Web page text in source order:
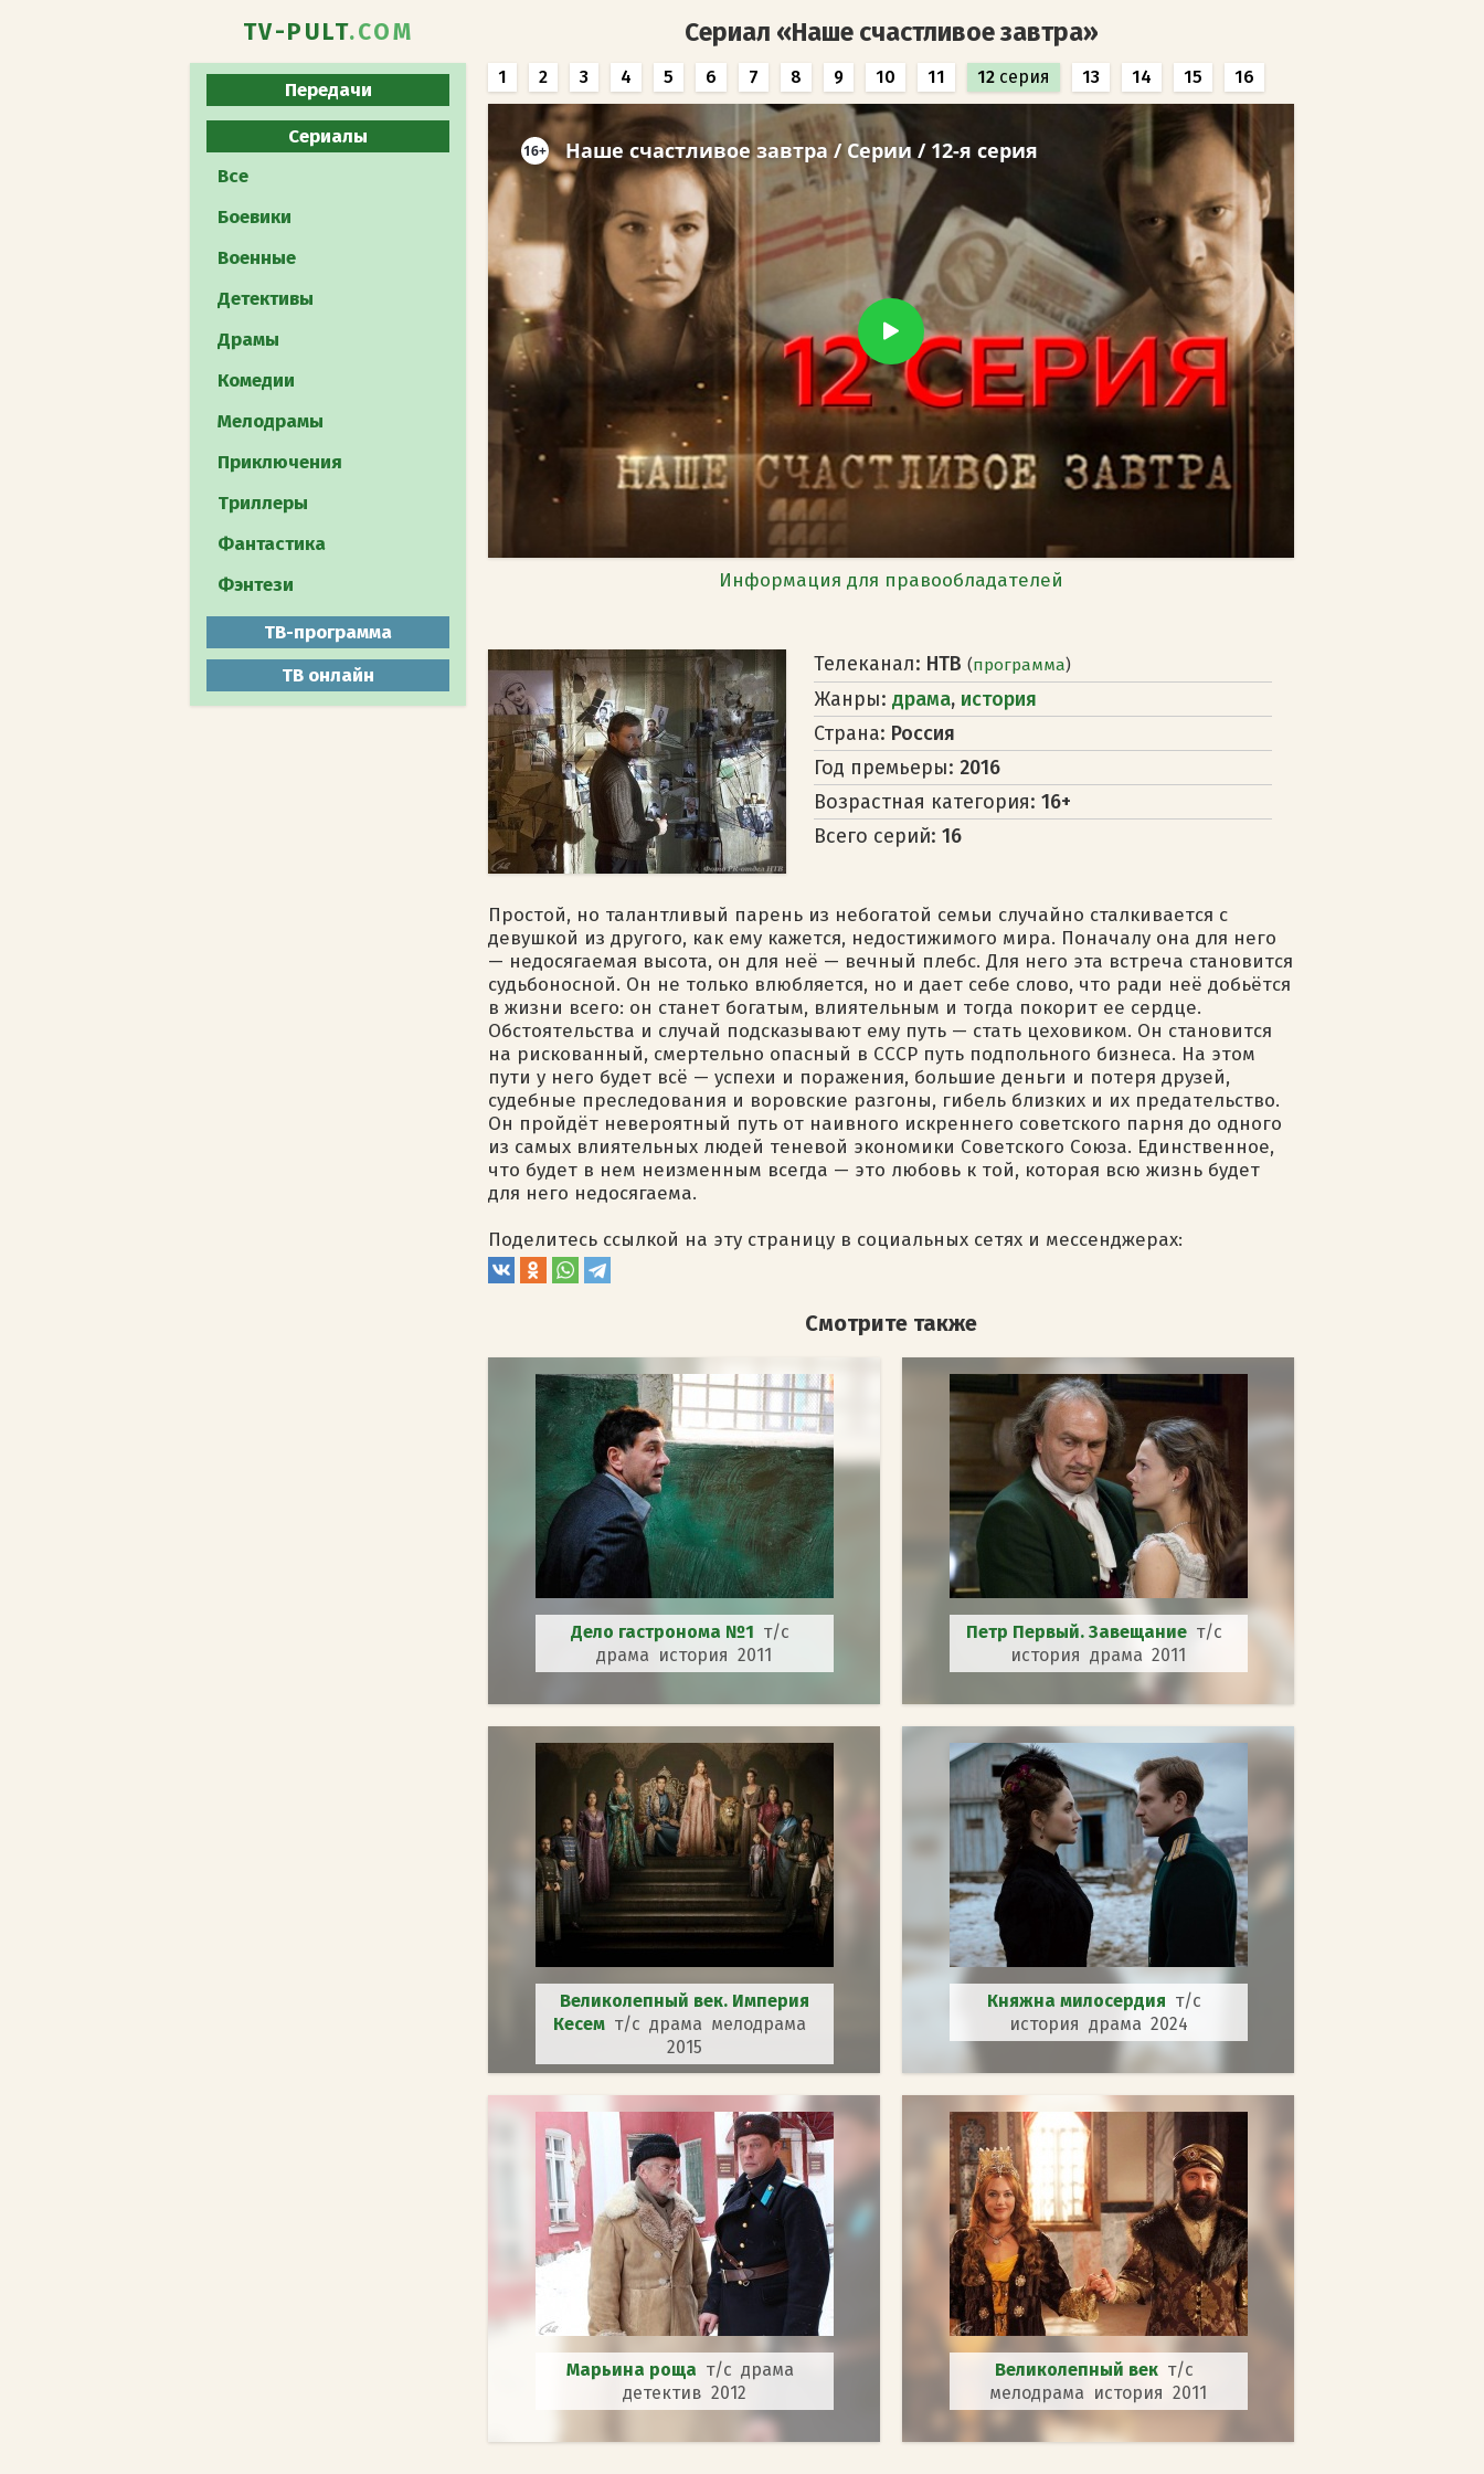
TV-PULT.COM
Передачи
Юмористическое
Развлекательное
Познавательное
Реалити-шоу
Музыкальное
Кулинарное
Телеигра
Шоу талантов
Путешествия
Документальное
Животный мир
Мистика
Сериалы
Все
Боевики
Военные
Детективы
Драмы
Комедии
Мелодрамы
Приключения
Триллеры
Фантастика
Фэнтези
ТВ-программа
ТВ онлайн
Сериал «Наше счастливое завтра»
1 2 3 4 5 6 7 8 9 10 11 12 серия 13 14 15 16
Информация для правообладателей
Телеканал: НТВ (программа)
Жанры: драма, история
Страна: Россия
Год премьеры: 2016
Возрастная категория: 16+
Всего серий: 16
Простой, но талантливый парень из небогатой семьи случайно сталкивается с
девушкой из другого, как ему кажется, недостижимого мира. Поначалу она для него
— недосягаемая высота, он для неё — вечный плебс. Для него эта встреча становится
судьбоносной. Он не только влюбляется, но и дает себе слово, что ради неё добьётся
в жизни всего: он станет богатым, влиятельным и тогда покорит ее сердце.
Обстоятельства и случай подсказывают ему путь — стать цеховиком. Он становится
на рискованный, смертельно опасный в СССР путь подпольного бизнеса. На этом
пути у него будет всё — успехи и поражения, большие деньги и потеря друзей,
судебные преследования и воровские разгоны, гибель близких и их предательство.
Он пройдёт невероятный путь от наивного искреннего советского парня до одного
из самых влиятельных людей теневой экономики Советского Союза. Единственное,
что будет в нем неизменным всегда — это любовь к той, которая всю жизнь будет
для него недосягаема.
Поделитесь ссылкой на эту страницу в социальных сетях и мессенджерах:
Смотрите также
Дело гастронома №1 т/с
драма история 2011
Петр Первый. Завещание т/с
история драма 2011
Великолепный век. Империя
Кесем т/с драма мелодрама
2015
Княжна милосердия т/с
история драма 2024
Марьина роща т/с драма
детектив 2012
Великолепный век т/с
мелодрама история 2011